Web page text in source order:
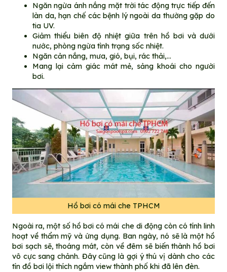
Ngăn ngừa ánh nắng mặt trời tác động trực tiếp đến
làn da, hạn chế các bệnh lý ngoài da thường gặp do
tia UV.
Giảm thiểu biên độ nhiệt giữa trên hồ bơi và dưới
nước, phòng ngừa tình trạng sốc nhiệt.
Ngăn cản nắng, mưa, gió, bụi, rác thải,…
Mang lại cảm giác mát mẻ, sảng khoái cho người
bơi.
Hồ bơi có mái che TPHCM
Ngoài ra, một số hồ bơi có mái che di động còn có tính linh
hoạt về thẩm mỹ và ứng dụng. Ban ngày, nó sẽ là một hồ
bơi sạch sẽ, thoáng mát, còn về đêm sẽ biến thành hồ bơi
vô cực sang chảnh. Đây cũng là gợi ý thú vị dành cho các
tín đồ bơi lội thích ngắm view thành phố khi đã lên đèn.